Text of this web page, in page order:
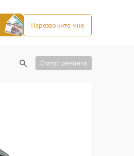
Перезвоните мне
Статус ремонта